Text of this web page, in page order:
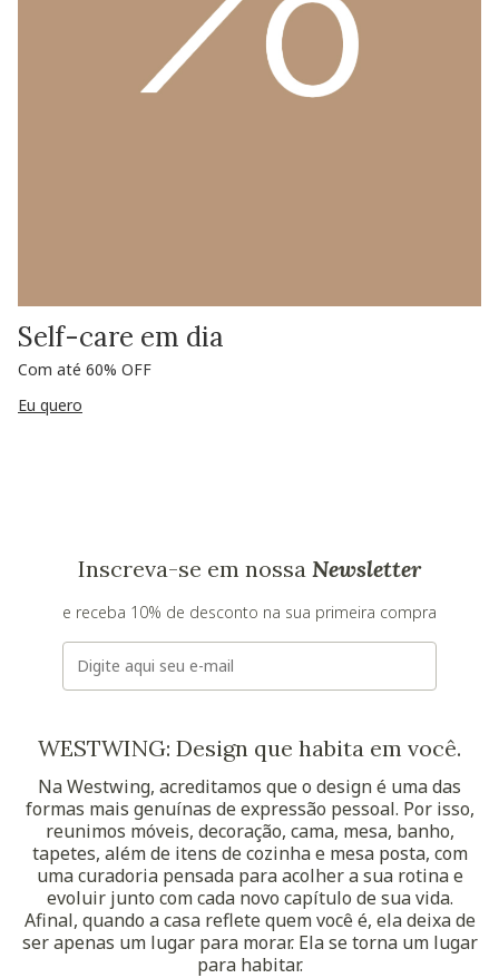
Self-care em dia
Com até 60% OFF
Eu quero
Inscreva-se em nossa Newsletter
e receba 10% de desconto na sua primeira compra
E-mail
WESTWING: Design que habita em você.
Na Westwing, acreditamos que o design é uma das
formas mais genuínas de expressão pessoal. Por isso,
reunimos móveis, decoração, cama, mesa, banho,
tapetes, além de itens de cozinha e mesa posta, com
uma curadoria pensada para acolher a sua rotina e
evoluir junto com cada novo capítulo de sua vida.
Afinal, quando a casa reflete quem você é, ela deixa de
ser apenas um lugar para morar. Ela se torna um lugar
para habitar.